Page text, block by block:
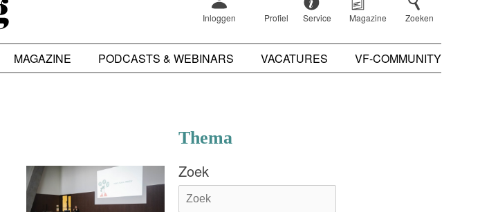
Inloggen Profiel Service Magazine Zoeken
MAGAZINE PODCASTS & WEBINARS VACATURES VF-COMMUNITY
Thema
Zoek